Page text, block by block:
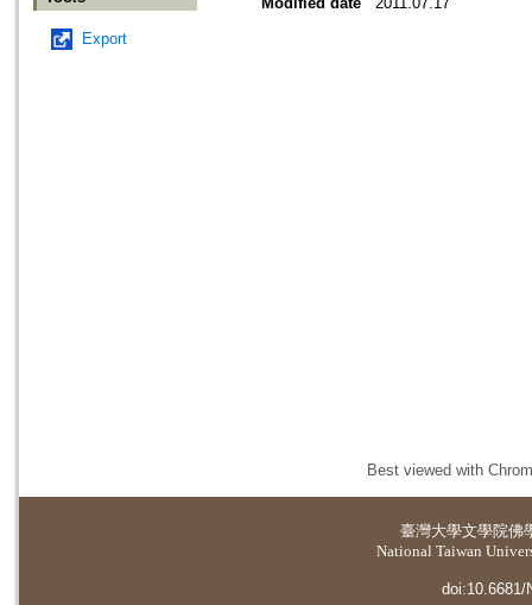
Export
Best viewed with
臺灣大學文學院佛
National Taiwan
doi:10.6681/